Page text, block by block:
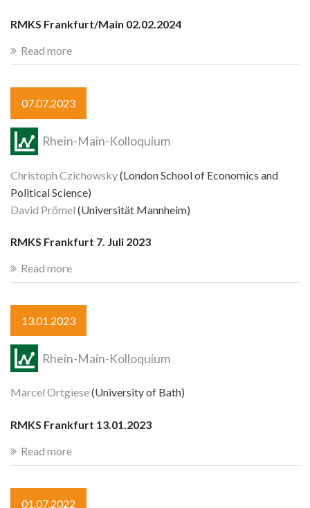
RMKS Frankfurt/Main 02.02.2024
Read more
07.07.2023
Rhein-Main-Kolloquium
Christoph Czichowsky(London School of Economics and
Political Science)
David Prömel (Universität Mannheim)
RMKS Frankfurt 7. Juli 2023
Read more
13.01.2023
Rhein-Main-Kolloquium
Marcel Ortgiese(University of Bath)
RMKS Frankfurt 13.01.2023
Read more
01.07.2022